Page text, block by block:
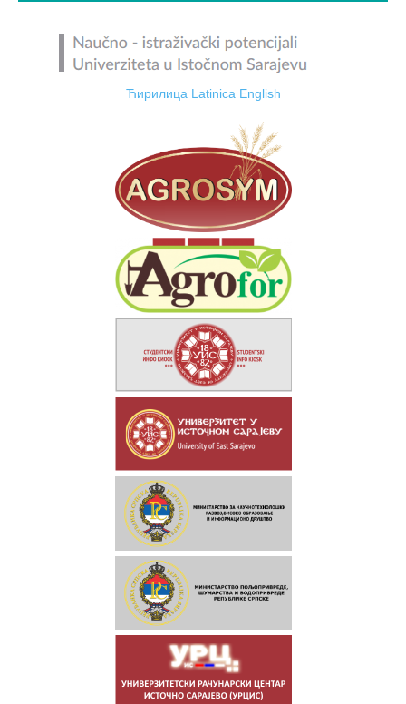
Ћирилица Latinica English